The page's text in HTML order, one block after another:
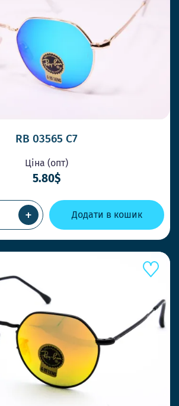
RB 03565 C7
Ціна (опт)
5.80$
+ Додати в кошик